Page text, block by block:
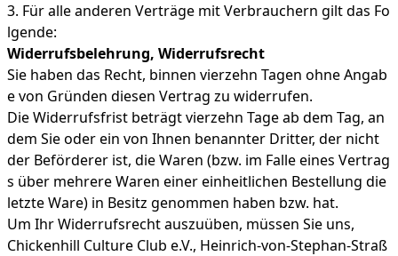
Für alle anderen Verträge mit Verbrauchern gilt das Fo
lgende:
Widerrufsbelehrung, Widerrufsrecht
Sie haben das Recht, binnen vierzehn Tagen ohne Angab
e von Gründen diesen Vertrag zu widerrufen.
Die Widerrufsfrist beträgt vierzehn Tage ab dem Tag, an
dem Sie oder ein von Ihnen benannter Dritter, der nicht
der Beförderer ist, die Waren (bzw. im Falle eines Vertrag
s über mehrere Waren einer einheitlichen Bestellung die
letzte Ware) in Besitz genommen haben bzw. hat.
Um Ihr Widerrufsrecht auszuüben, müssen Sie uns,
Chickenhill Culture Club e.V., Heinrich-von-Stephan-Straß